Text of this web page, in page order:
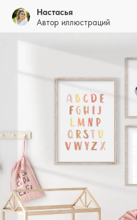
Настасья
Автор иллюстраций